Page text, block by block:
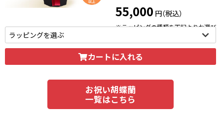
55,000 円（税込）
※ラッピングの種類を下記よりお選び
カートに入れる
お祝い胡蝶蘭
一覧はこちら